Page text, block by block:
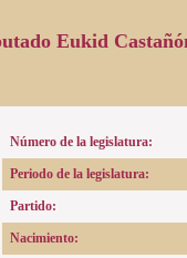
Eukid
Número de la legislatura:
Periodo de la legislatura:
Partido:
Nacimiento: